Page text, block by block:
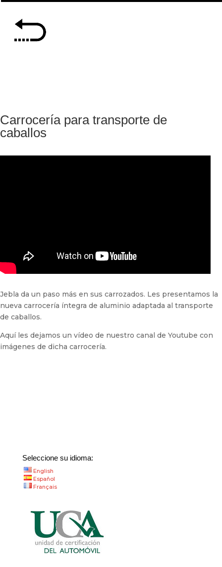
Carrocería para transporte de
caballos
Jebla da un paso más en sus carrozados. Les presentamos la
nueva carrocería íntegra de aluminio adaptada al transporte
de caballos.
Aquí les dejamos un vídeo de nuestro canal de Youtube con
imágenes de dicha carrocería.
Seleccione su idioma:
English
Español
Français